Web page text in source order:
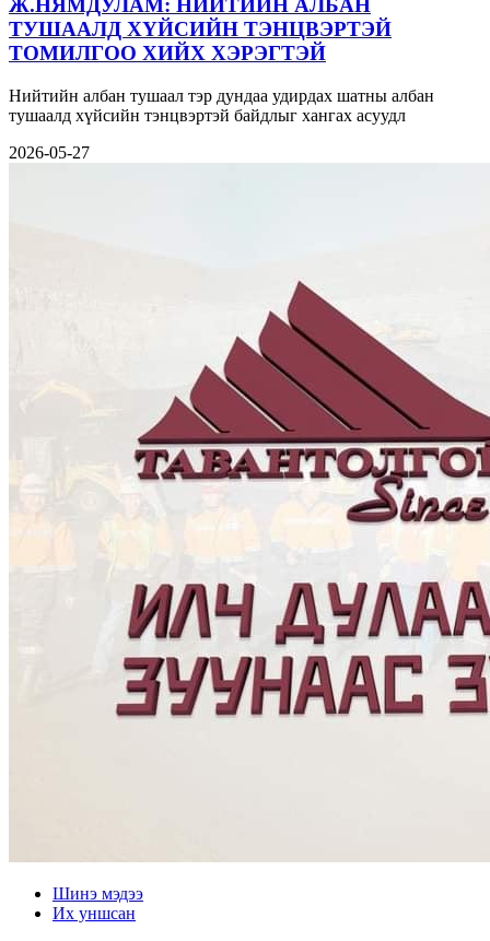
Ж.НЯМДУЛАМ: НИЙТИЙН АЛБАН
ТУШААЛД ХҮЙСИЙН ТЭНЦВЭРТЭЙ
ТОМИЛГОО ХИЙХ ХЭРЭГТЭЙ
Нийтийн албан тушаал тэр дундаа удирдах шатны албан
тушаалд хүйсийн тэнцвэртэй байдлыг хангах асуудл
2026-05-27
Шинэ мэдээ
Их уншсан